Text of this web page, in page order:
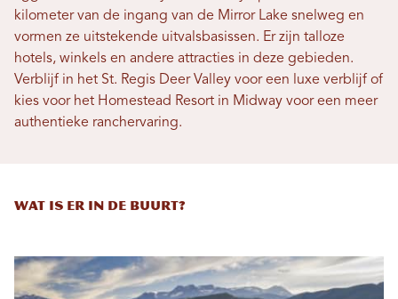
kilometer van de ingang van de Mirror Lake snelweg en
vormen ze uitstekende uitvalsbasissen. Er zijn talloze
hotels, winkels en andere attracties in deze gebieden.
Verblijf in het St. Regis Deer Valley voor een luxe verblijf of
kies voor het Homestead Resort in Midway voor een meer
authentieke ranchervaring.
WAT IS ER IN DE BUURT?